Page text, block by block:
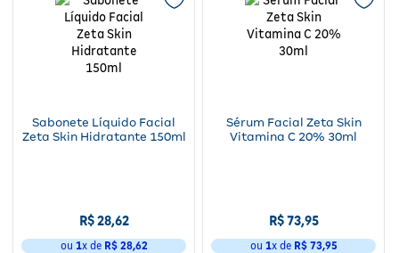
Sabonete Líquido Facial
Zeta Skin Hidratante 150ml
R$28,62
ou 1x de R$ 28,62
Sérum Facial Zeta Skin
Vitamina C 20% 30ml
R$73,95
ou 1x de R$ 73,95